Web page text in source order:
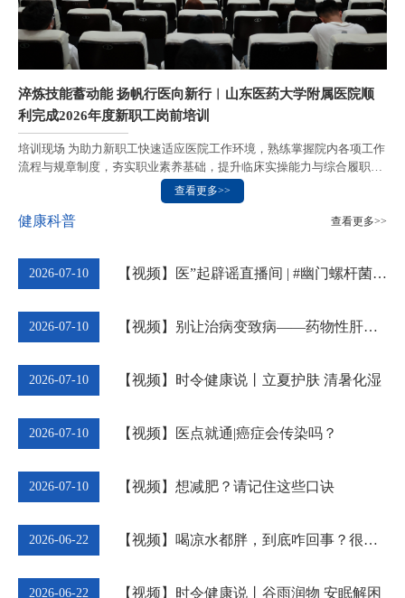
查看更多>>
淬炼技能蓄动能 扬帆行医向新行︱山东医药大学附属医院顺
利完成2026年度新职工岗前培训
培训现场 为助力新职工快速适应医院工作环境，熟练掌握院内各项工作
流程与规章制度，夯实职业素养基础，提升临床实操能力与综合履职水
平，7月20日至7月31日，山东医药大学附属医院圆满开展了为期两周的
新职工岗前集中培训，来自医疗、护理、药学、医技等岗位的148名新
职工参与，开启了职业成长第一课。院领导王东、王玉玖、刘志强、付
职业生涯规划 党委副书记、院长王玉玖给新职工上岗前培训第一课 党
委书记王东对各位新职工的顺利入职表示衷心祝贺，并系统阐释职业生
涯规划“一勤、二谋、三站、四处、五度”架构体系，他围绕勤学实干、
谋划发展、辩证审视、待人之道、综合素养等方面，对新职工成长发展
提出清晰指引，勉励全体新职工勤学善思、笃行奋进，用心勾勒出彩的
健康科普 查看更多>>
2026-07-10 【视频】医”起辟谣直播间 | #幽门螺杆菌 · 十大误区...
2026-07-10 【视频】别让治病变致病——药物性肝损伤，你真的了解吗？...
2026-07-10 【视频】时令健康说丨立夏护肤 清暑化湿
2026-07-10 【视频】医点就通|癌症会传染吗？
2026-07-10 【视频】想减肥？请记住这些口诀
2026-06-22 【视频】喝凉水都胖，到底咋回事？很多人面对减重时，总会无...
2026-06-22 【视频】时令健康说丨谷雨润物 安眠解困